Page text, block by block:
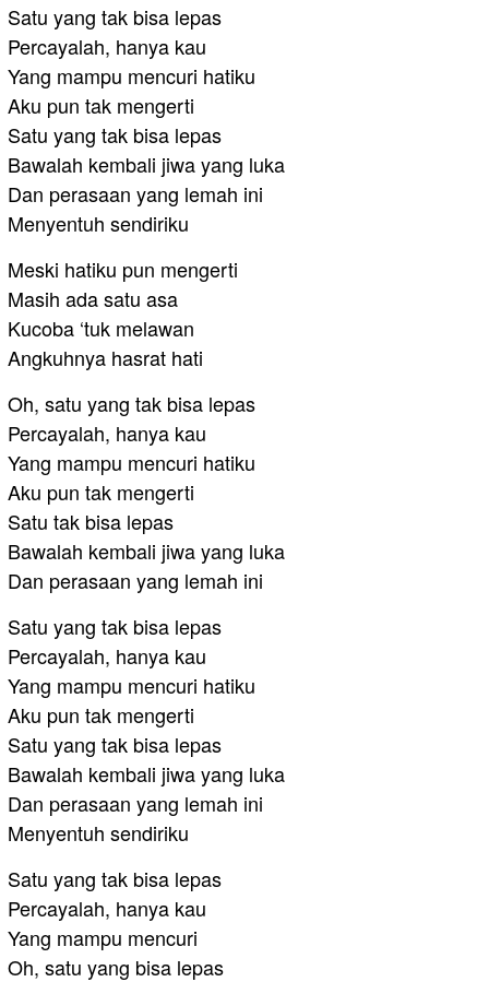
Satu yang tak bisa lepas
Percayalah, hanya kau
Yang mampu mencuri hatiku
Aku pun tak mengerti
Satu yang tak bisa lepas
Bawalah kembali jiwa yang luka
Dan perasaan yang lemah ini
Menyentuh sendiriku
Meski hatiku pun mengerti
Masih ada satu asa
Kucoba ‘tuk melawan
Angkuhnya hasrat hati
Oh, satu yang tak bisa lepas
Percayalah, hanya kau
Yang mampu mencuri hatiku
Aku pun tak mengerti
Satu tak bisa lepas
Bawalah kembali jiwa yang luka
Dan perasaan yang lemah ini
Satu yang tak bisa lepas
Percayalah, hanya kau
Yang mampu mencuri hatiku
Aku pun tak mengerti
Satu yang tak bisa lepas
Bawalah kembali jiwa yang luka
Dan perasaan yang lemah ini
Menyentuh sendiriku
Satu yang tak bisa lepas
Percayalah, hanya kau
Yang mampu mencuri
Oh, satu yang bisa lepas